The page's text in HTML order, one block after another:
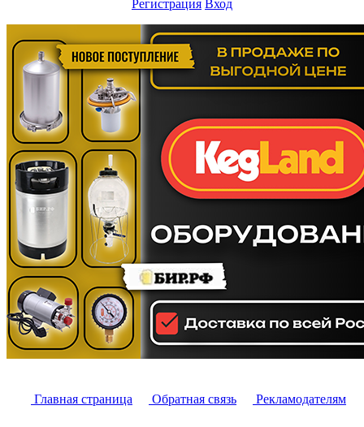
Регистрация Вход
Главная страница Обратная связь Рекламодателям